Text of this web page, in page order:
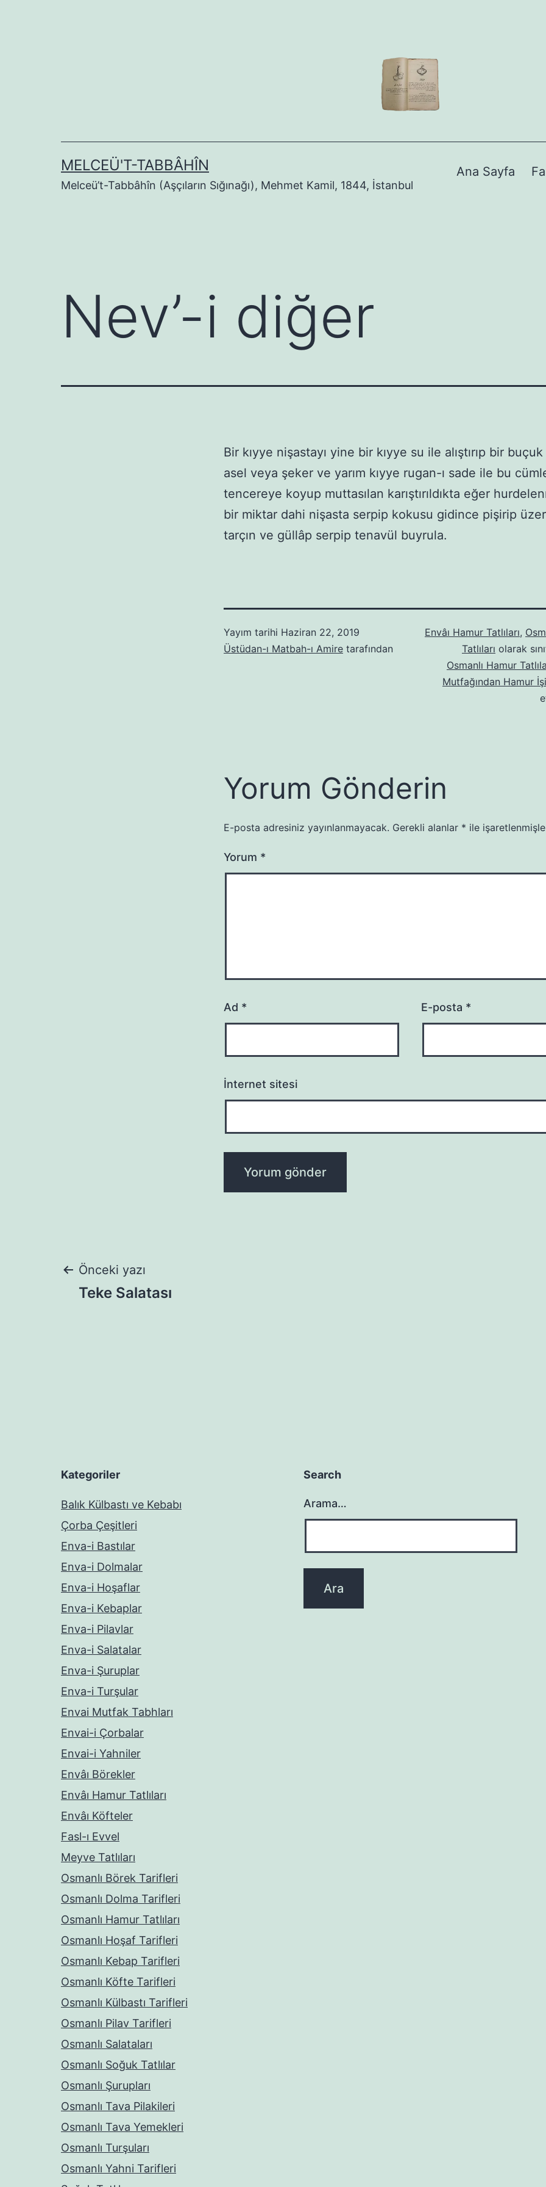
MELCEÜ'T-TABBÂHÎN
Melceü’t-Tabbâhîn (Aşçıların Sığınağı), Mehmet Kamil, 1844, İstanbul
Ana Sayfa
Nev’-i diğer
Bir kıyye nişastayı yine bir kıyye su ile alıştırıp bir buçuk
asel veya şeker ve yarım kıyye rugan-ı sade ile bu
tencereye koyup muttasılan karıştırıldıkta eğer
bir miktar dahi nişasta serpip kokusu gidince pişirip
tarçın ve güllâp serpip tenavül buyrula.
Yayım tarihi Haziran 22, 2019
Üstüdan-ı Matbah-ı Amire tarafından
Envâı Hamur Tatlıları,
Tatlıları olarak
Osmanlı Hamur
Mutfağından Hamur
Yorum Gönderin
E-posta adresiniz yayınlanmayacak. Gerekli alanlar * ile
Yorum *
Ad * E-posta *
İnternet sitesi
Yazı
Önceki yazı
Teke Salatası
Kategoriler
Balık Külbastı ve Kebabı
Çorba Çeşitleri
Enva-i Bastılar
Enva-i Dolmalar
Enva-i Hoşaflar
Enva-i Kebaplar
Enva-i Pilavlar
Enva-i Salatalar
Enva-i Şuruplar
Enva-i Turşular
Envai Mutfak Tabhları
Envai-i Çorbalar
Envai-i Yahniler
Envâı Börekler
Envâı Hamur Tatlıları
Envâı Köfteler
Fasl-ı Evvel
Meyve Tatlıları
Osmanlı Börek Tarifleri
Osmanlı Dolma Tarifleri
Osmanlı Hamur Tatlıları
Osmanlı Hoşaf Tarifleri
Osmanlı Kebap Tarifleri
Osmanlı Köfte Tarifleri
Osmanlı Külbastı Tarifleri
Osmanlı Pilav Tarifleri
Osmanlı Salataları
Osmanlı Soğuk Tatlılar
Osmanlı Şurupları
Osmanlı Tava Pilakileri
Osmanlı Tava Yemekleri
Osmanlı Turşuları
Osmanlı Yahni Tarifleri
Search
Arama…